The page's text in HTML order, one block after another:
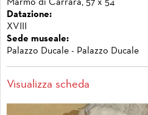
Marmo di Carrara, 57 x 54
Datazione:
XVIII
Sede museale:
Palazzo Ducale - Palazzo Ducale
Visualizza scheda